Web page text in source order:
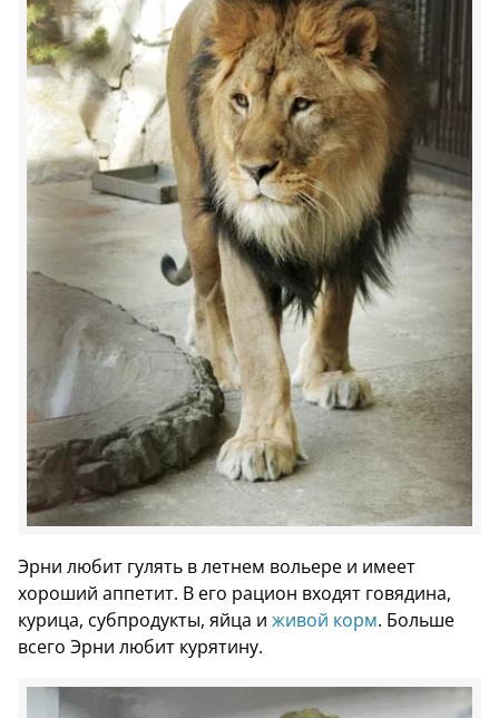
Эрни любит гулять в летнем вольере и имеет
хороший аппетит. В его рацион входят говядина,
курица, субпродукты, яйца и живой корм. Больше
всего Эрни любит курятину.